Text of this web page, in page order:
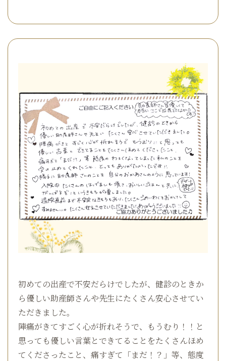
初めての出産で不安だらけでしたが、健診のときか
ら優しい助産師さんや先生にたくさん安心させてい
ただきました。
陣痛がきてすごく心が折れそうで、もうむり！！と
思っても優しい言葉とできてることをたくさんほめ
てくださったこと、痛すぎて「まだ！？」等、態度